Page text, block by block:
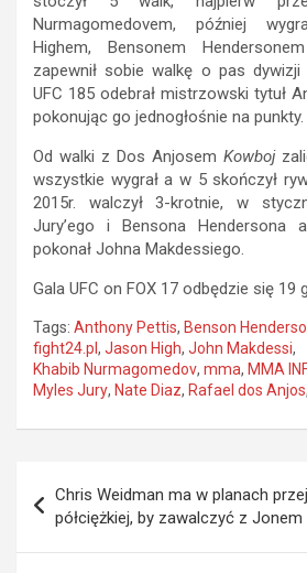
Nurmagomedovem, później
Highem, Bensonem
zapewnił sobie walkę o pas
UFC 185 odebrał mistrzowski tytuł
pokonując go jednogłośnie na punkty.
Od walki z Dos Anjosem Kowboj
wszystkie wygrał a w 5 skończył
2015r. walczył 3-krotnie, w
Jury’ego i Bensona Hendersona
pokonał Johna Makdessiego.
Gala UFC on FOX 17 odbędzie się 19
Tags: Anthony Pettis, Benson
fight24.pl , Jason High, John Makdessi,
Khabib Nurmagomedov, mma, MMA
Myles Jury, Nate Diaz, Rafael dos Anjos,
wpisu
Chris Weidman ma w planach
półciężkiej, by zawalczyć z